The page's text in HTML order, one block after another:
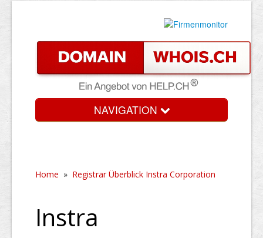
NAVIGATION
Home » Registrar Überblick Instra Corporation
Instra